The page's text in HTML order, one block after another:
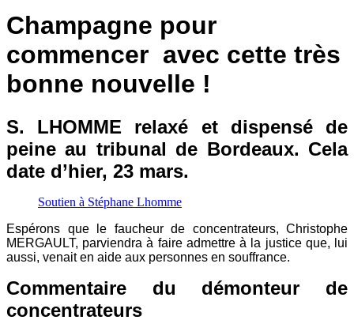
Champagne pour
commencer avec cette très
bonne nouvelle !
S. LHOMME relaxé et dispensé de
peine au tribunal de Bordeaux. Cela
date d’hier, 23 mars.
Soutien à Stéphane Lhomme
Espérons que le faucheur de concentrateurs, Christophe
MERGAULT, parviendra à faire admettre à la justice que, lui
aussi, venait en aide aux personnes en souffrance.
Commentaire du démonteur de
concentrateurs